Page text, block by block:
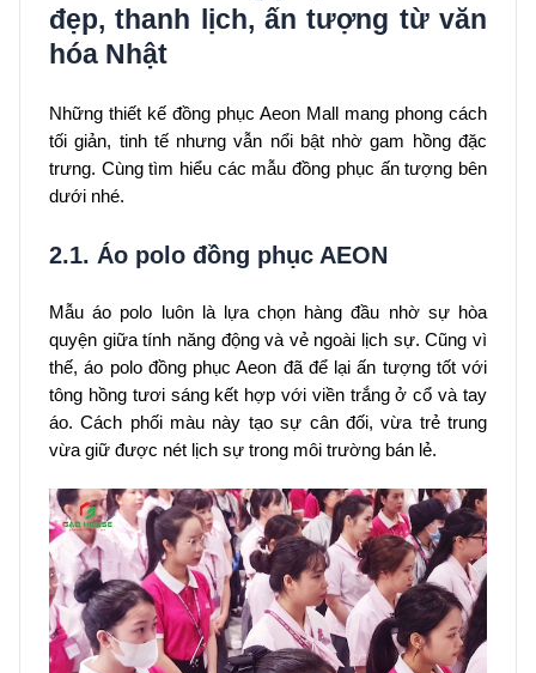
đẹp, thanh lịch, ấn tượng từ văn
hóa Nhật
Những thiết kế đồng phục Aeon Mall mang phong cách
tối giản, tinh tế nhưng vẫn nổi bật nhờ gam hồng đặc
trưng. Cùng tìm hiểu các mẫu đồng phục ấn tượng bên
dưới nhé.
2.1. Áo polo đồng phục AEON
Mẫu áo polo luôn là lựa chọn hàng đầu nhờ sự hòa
quyện giữa tính năng động và vẻ ngoài lịch sự. Cũng vì
thế, áo polo đồng phục Aeon đã để lại ấn tượng tốt với
tông hồng tươi sáng kết hợp với viền trắng ở cổ và tay
áo. Cách phối màu này tạo sự cân đối, vừa trẻ trung
vừa giữ được nét lịch sự trong môi trường bán lẻ.